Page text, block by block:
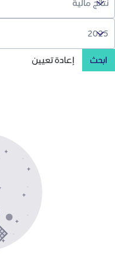
ابحث إعادة تعيين